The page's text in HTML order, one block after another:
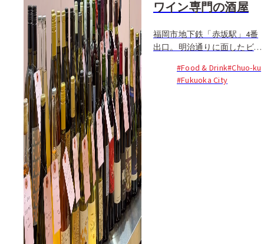
ワイン専門の酒屋
福岡市地下鉄「赤坂駅」4番
出口。明治通りに面したビル
門の酒屋 sunsun（さんさ
ん） がある...
#Food & Drink#Chuo-ku
#Fukuoka City